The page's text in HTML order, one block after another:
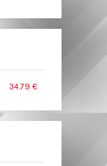
34.79 €